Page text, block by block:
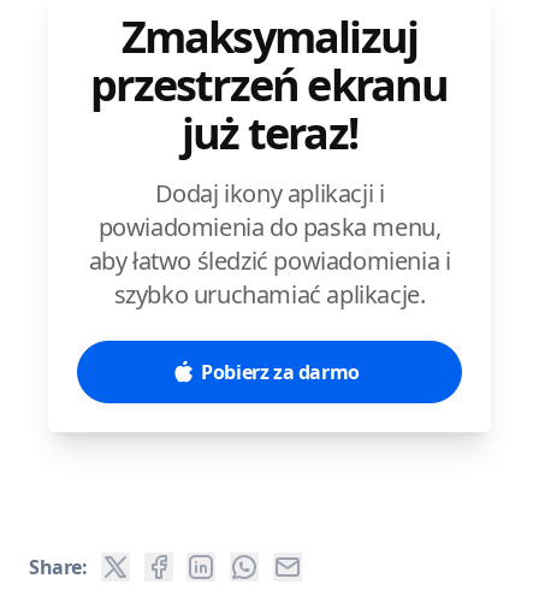
Zmaksymalizuj
przestrzeń ekranu
już teraz!
Dodaj ikony aplikacji i
powiadomienia do paska menu,
aby łatwo śledzić powiadomienia i
szybko uruchamiać aplikacje.
Pobierz za darmo
Share: